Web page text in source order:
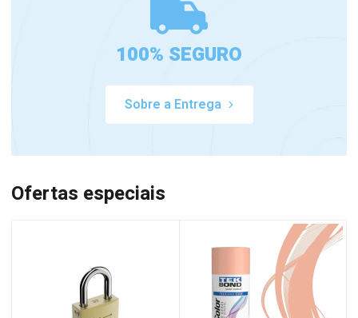
100% SEGURO
Sobre a Entrega
Ofertas especiais